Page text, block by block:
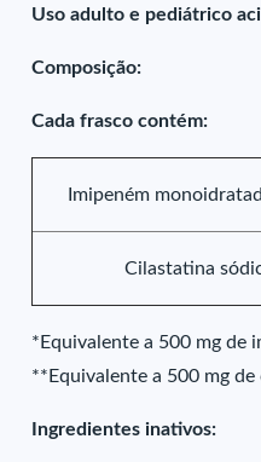
Uso adulto e pediátrico
Composição:
Cada frasco contém:
Imipeném
Cilastatina
*Equivalente a 500 mg de
**Equivalente a 500 mg
Ingredientes inativos: